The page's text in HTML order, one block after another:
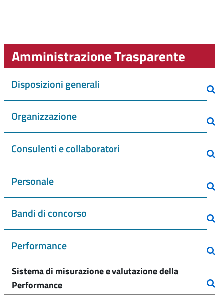
Amministrazione Trasparente
Disposizioni generali
Organizzazione
Consulenti e collaboratori
Personale
Bandi di concorso
Performance
Sistema di misurazione e valutazione della
Performance